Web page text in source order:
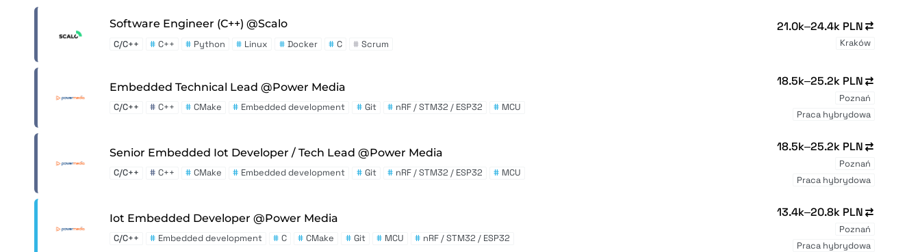
Software Engineer (C++) @Scalo
C/C++ # C++ # Python # Linux # Docker # C # Scrum
21.0k–24.4k PLN
Kraków
Embedded Technical Lead @Power Media
C/C++ # C++ # CMake # Embedded development # Git # nRF / STM32 / ESP32 # MCU
18.5k–25.2k PLN
Poznań
Praca hybrydowa
Senior Embedded Iot Developer / Tech Lead @Power Media
C/C++ # C++ # CMake # Embedded development # Git # nRF / STM32 / ESP32 # MCU
18.5k–25.2k PLN
Poznań
Praca hybrydowa
Iot Embedded Developer @Power Media
C/C++ # Embedded development # C # CMake # Git # MCU # nRF / STM32 / ESP32
13.4k–20.8k PLN
Poznań
Praca hybrydowa